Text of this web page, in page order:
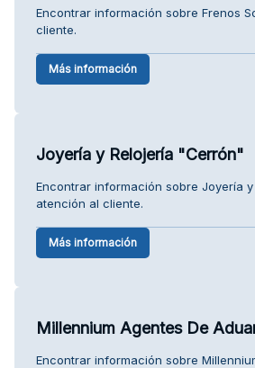
Encontrar información sobre Frenos
cliente.
Más información
Joyería y Relojería "Cerrón"
Encontrar información sobre Joyería
atención al cliente.
Más información
Millennium Agentes De
Encontrar información sobre